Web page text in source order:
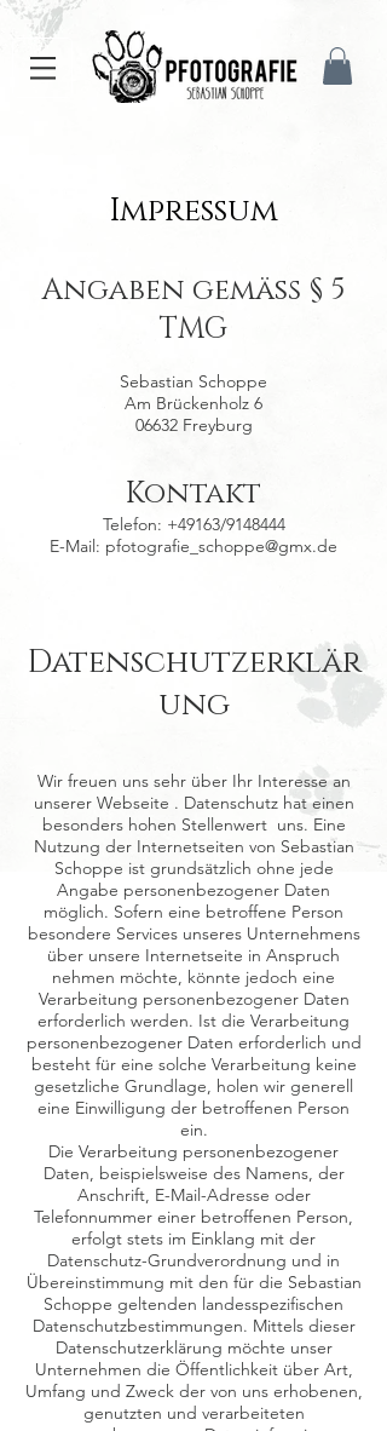
Impressum
Angaben gemäß § 5
TMG
Sebastian Schoppe
Am Brückenholz 6
06632 Freyburg
Kontakt
Telefon: +49163/9148444
E-Mail: pfotografie_schoppe@gmx.de
Datenschutzerklär
ung
Wir freuen uns sehr über Ihr Interesse an
unserer Webseite . Datenschutz hat einen
besonders hohen Stellenwert uns. Eine
Nutzung der Internetseiten von Sebastian
Schoppe ist grundsätzlich ohne jede
Angabe personenbezogener Daten
möglich. Sofern eine betroffene Person
besondere Services unseres Unternehmens
über unsere Internetseite in Anspruch
nehmen möchte, könnte jedoch eine
Verarbeitung personenbezogener Daten
erforderlich werden. Ist die Verarbeitung
personenbezogener Daten erforderlich und
besteht für eine solche Verarbeitung keine
gesetzliche Grundlage, holen wir generell
eine Einwilligung der betroffenen Person
ein.
Die Verarbeitung personenbezogener
Daten, beispielsweise des Namens, der
Anschrift, E-Mail-Adresse oder
Telefonnummer einer betroffenen Person,
erfolgt stets im Einklang mit der
Datenschutz-Grundverordnung und in
Übereinstimmung mit den für die Sebastian
Schoppe geltenden landesspezifischen
Datenschutzbestimmungen. Mittels dieser
Datenschutzerklärung möchte unser
Unternehmen die Öffentlichkeit über Art,
Umfang und Zweck der von uns erhobenen,
genutzten und verarbeiteten